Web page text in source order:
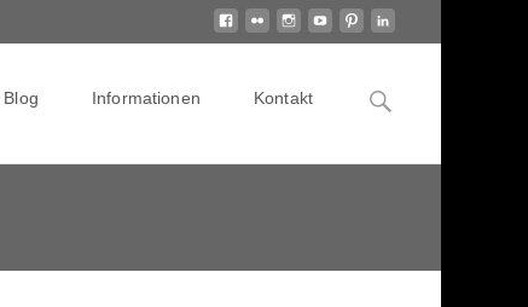
Blog Informationen Kontakt
Search